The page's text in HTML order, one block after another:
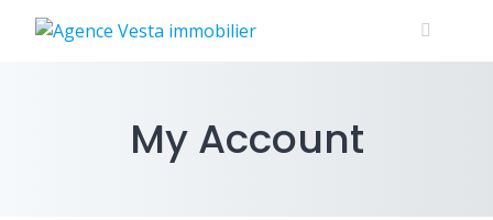
My Account